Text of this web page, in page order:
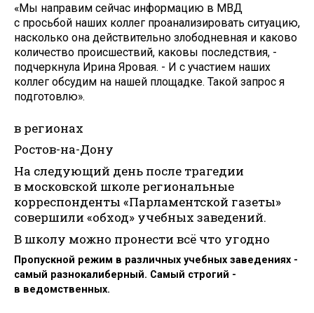
«Мы направим сейчас информацию в МВД
с просьбой наших коллег проанализировать ситуацию,
насколько она действительно злободневная и каково
количество происшествий, каковы последствия, -
подчеркнула Ирина Яровая. - И с участием наших
коллег обсудим на нашей площадке. Такой запрос я
подготовлю».
в регионах
Ростов-на-Дону
На следующий день после трагедии
в московской школе региональные
корреспонденты «Парламентской газеты»
совершили «обход» учебных заведений.
В школу можно пронести всё что угодно
Пропускной режим в различных учебных заведениях -
самый разнокалиберный. Самый строгий -
в ведомственных.